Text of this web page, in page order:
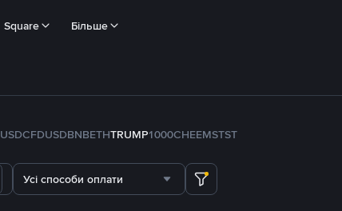
Square Більше
USDCFDUSDBNBETHTRUMP1000CHEEMSTST
Усі способи оплати